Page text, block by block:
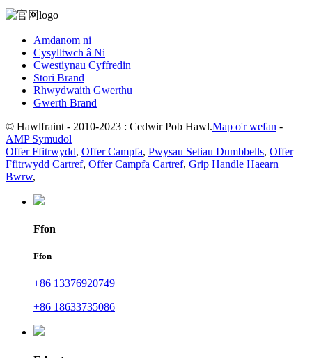
Amdanom ni
Cysylltwch â Ni
Cwestiynau Cyffredin
Stori Brand
Rhwydwaith Gwerthu
Gwerth Brand
© Hawlfraint - 2010-2023 : Cedwir Pob Hawl.Map o'r wefan -
AMP Symudol
Offer Ffitrwydd, Offer Campfa, Pwysau Setiau Dumbbells, Offer
Ffitrwydd Cartref, Offer Campfa Cartref, Grip Handle Haearn
Bwrw,
Ffon
Ffon
+86 13376920749
+86 18633735086